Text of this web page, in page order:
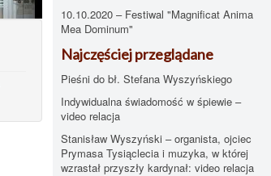
10.10.2020 – Festiwal "Magnificat Anima
Mea Dominum"
Najczęściej przeglądane
Pieśni do bł. Stefana Wyszyńskiego
Indywidualna świadomość w śpiewie –
video relacja
Stanisław Wyszyński – organista, ojciec
Prymasa Tysiąclecia i muzyka, w której
wzrastał przyszły kardynał: video relacja